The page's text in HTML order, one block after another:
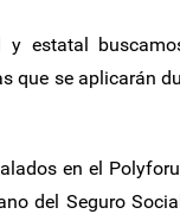
y estatal
que se aplicarán
en el
del Seguro